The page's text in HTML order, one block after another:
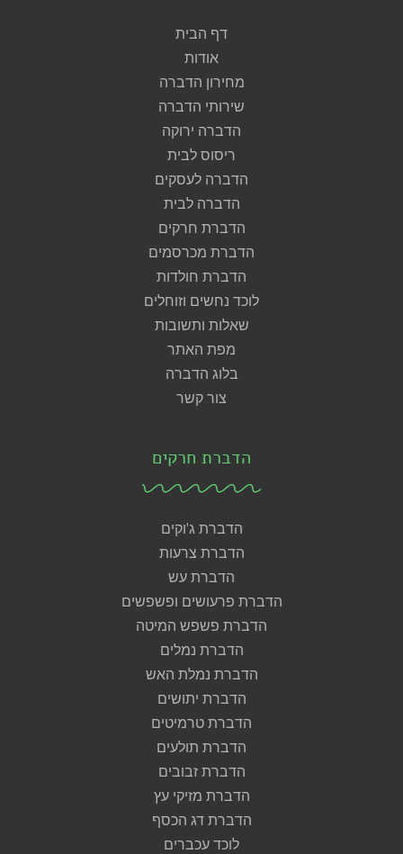
דף הבית
אודות
מחירון הדברה
שירותי הדברה
הדברה ירוקה
ריסוס לבית
הדברה לעסקים
הדברה לבית
הדברת חרקים
הדברת מכרסמים
הדברת חולדות
לוכד נחשים וזוחלים
שאלות ותשובות
מפת האתר
בלוג הדברה
צור קשר
הדברת חרקים
הדברת ג'וקים
הדברת צרעות
הדברת עש
הדברת פרעושים ופשפשים
הדברת פשפש המיטה
הדברת נמלים
הדברת נמלת האש
הדברת יתושים
הדברת טרמיטים
הדברת תולעים
הדברת זבובים
הדברת מזיקי עץ
הדברת דג הכסף
לוכד עכברים